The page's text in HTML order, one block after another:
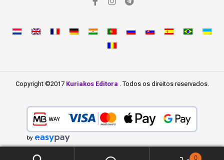
Copyright ©2017 Kuriakos Editora . Todos os direitos reservados.
0